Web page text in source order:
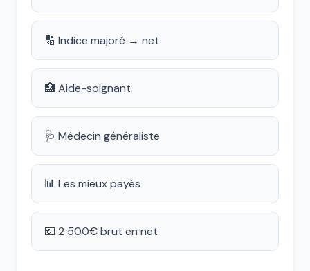
🔢 Indice majoré → net
🏥 Aide-soignant
🩺 Médecin généraliste
📊 Les mieux payés
💶 2 500€ brut en net